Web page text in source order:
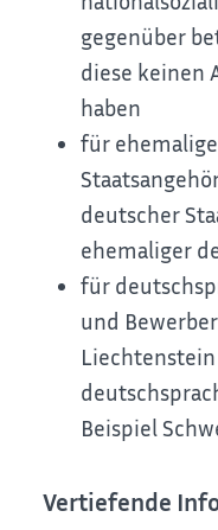
gegenüber
diese keinen
haben
für
deutscher
ehemaliger
für
und
Beispiel
Vertiefende